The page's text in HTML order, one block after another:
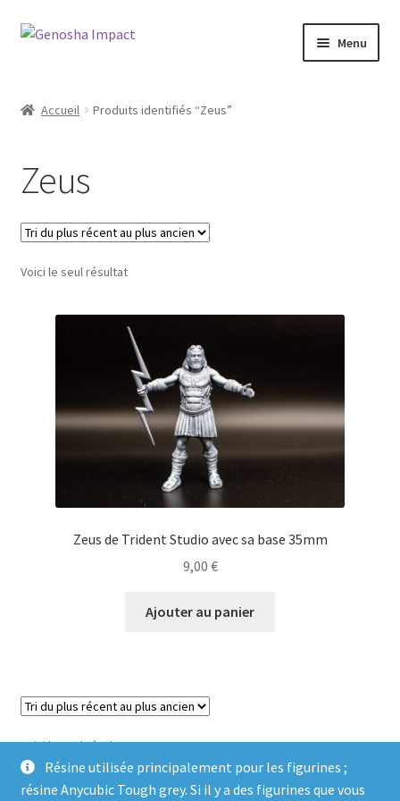
Résine utilisée principalement pour les figurines ;
résine Anycubic Tough grey. Si il y a des figurines que vous
Aller
navigation
Aller
Menu
Checkout
My account
Shop
Wishlist
Accueil Produits identifiés “Zeus”
Zeus
Voici le seul résultat
Zeus de Trident Studio avec sa base 35mm
9,00 €
Ajouter au panier
Voici le seul résultat